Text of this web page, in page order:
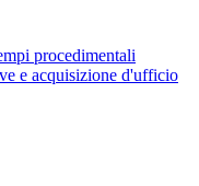
procedimentali
e acquisizione d'ufficio